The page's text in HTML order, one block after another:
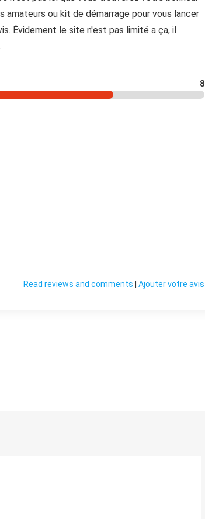
ou kit de démarrage pour vous lancer
Évidement le site n'est pas limité a ça, il
8
Ajouter votre avis
Read reviews and comments